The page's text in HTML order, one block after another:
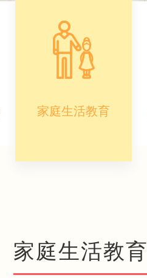
家庭生活教育
家庭生活教育